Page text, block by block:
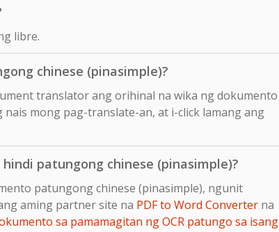
libre.
chinese (pinasimple)?
translator ang orihinal na wika ng dokumento
mong pag-translate-an, at i-click lamang ang
patungong chinese (pinasimple)?
patungong chinese (pinasimple), ngunit
aming partner site na PDF to Word Converter na
sa pamamagitan ng OCR patungo sa isang